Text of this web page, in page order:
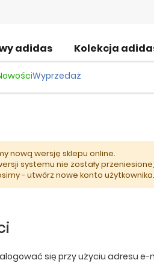
adidas Kolekcja
Wyprzedaż
nową wersję sklepu online.
systemu nie zostały
- utwórz nowe konto użytkownika.
się przy użyciu adresu e-